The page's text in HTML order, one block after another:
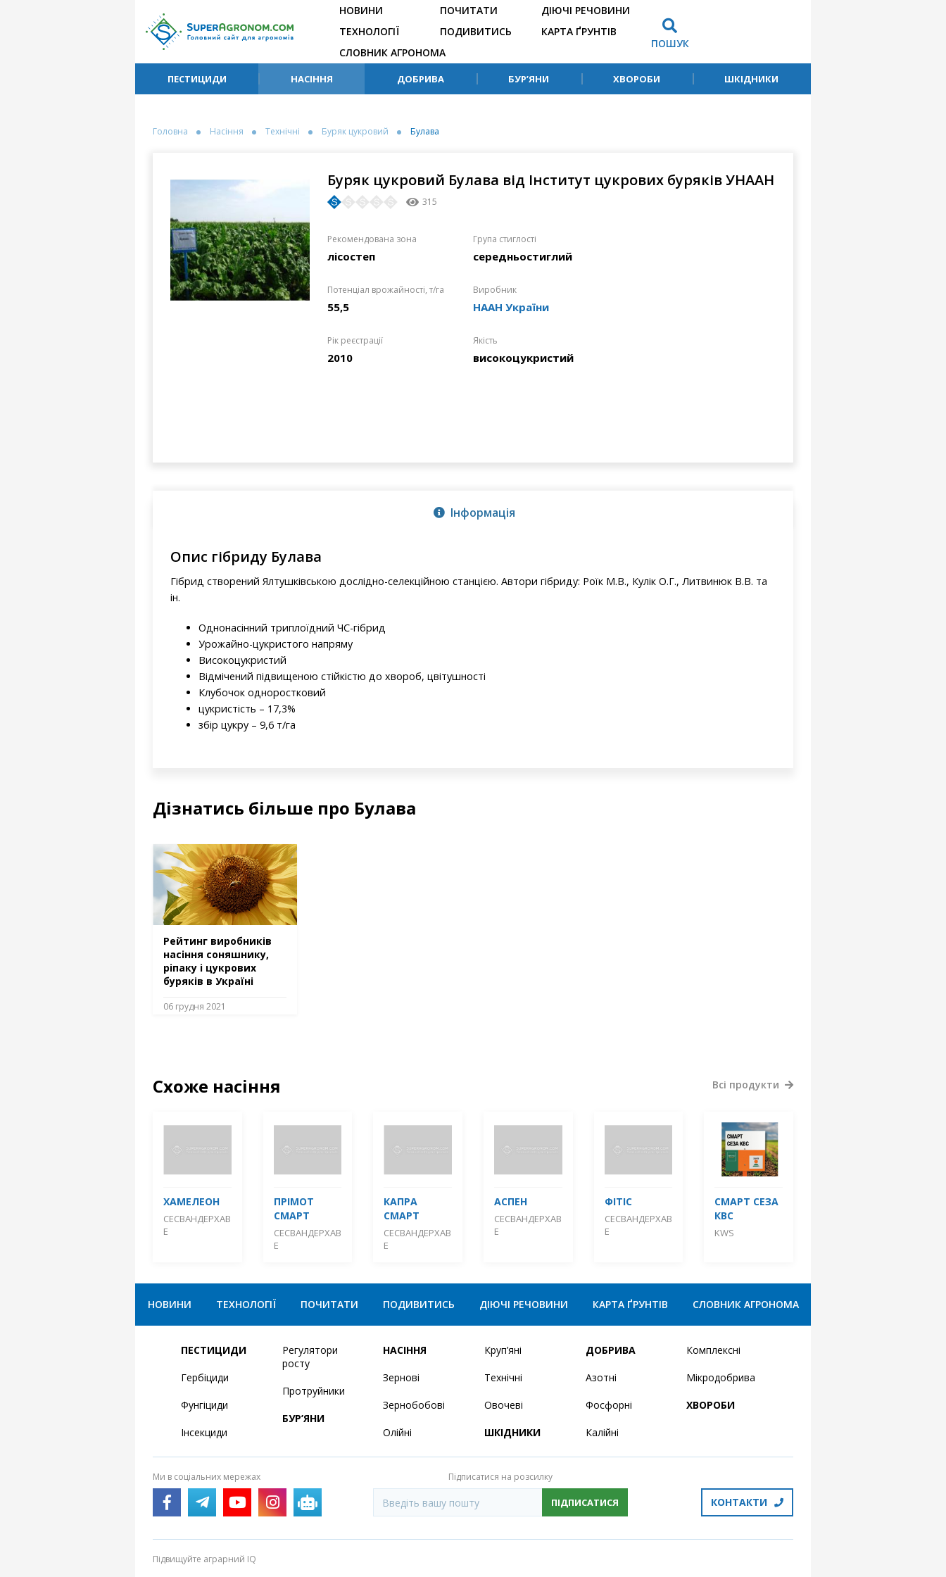
НОВИНИ
ТЕХНОЛОГІЇ
ПОЧИТАТИ
ПОДИВИТИСЬ
ДІЮЧІ РЕЧОВИНИ
КАРТА ҐРУНТІВ
СЛОВНИК АГРОНОМА
ПОШУК
ПЕСТИЦИДИ НАСІННЯ ДОБРИВА БУР’ЯНИ ХВОРОБИ ШКІДНИКИ
Головна Насіння Технічні Буряк цукровий Булава
Буряк цукровий Булава від Інститут цукрових буряків УНААН
315
Рекомендована зона
лісостеп
Група стиглості
середньостиглий
Потенціал врожайності, т/га
55,5
Виробник
НААН України
Рік реєстрації
2010
Якість
високоцукристий
Інформація
Опис гібриду Булава
Гібрид створений Ялтушківською дослідно-селекційною станцією. Автори гібриду: Роїк М.В., Кулік О.Г., Литвинюк В.В. та
ін.
Однонасінний триплоїдний ЧС-гібрид
Урожайно-цукристого напряму
Високоцукристий
Відмічений підвищеною стійкістю до хвороб, цвітушності
Клубочок одноростковий
цукристість – 17,3%
збір цукру – 9,6 т/га
Дізнатись більше про Булава
Рейтинг виробників
насіння соняшнику,
ріпаку і цукрових
буряків в Україні
06 грудня 2021
Схоже насіння
ХАМЕЛЕОН
СЕСВАНДЕРХАВ
Е
ПРІМОТ
СМАРТ
СЕСВАНДЕРХАВ
Е
КАПРА
СМАРТ
СЕСВАНДЕРХАВ
Е
АСПЕН
СЕСВАНДЕРХАВ
Е
ФІТІС
СЕСВАНДЕРХАВ
Е
СМАРТ СЕЗА
КВС
KWS
Всі продукти
НОВИНИ ТЕХНОЛОГІЇ ПОЧИТАТИ ПОДИВИТИСЬ ДІЮЧІ РЕЧОВИНИ КАРТА ҐРУНТІВ СЛОВНИК АГРОНОМА
ПЕСТИЦИДИ
Гербіциди
Фунгіциди
Інсекциди
Регулятори
росту
Протруйники
БУР’ЯНИ
НАСІННЯ
Зернові
Зернобобові
Олійні
Круп’яні
Технічні
Овочеві
ШКІДНИКИ
ДОБРИВА
Азотні
Фосфорні
Калійні
Комплексні
Мікродобрива
ХВОРОБИ
Ми в соціальних мережах Підписатися на розсилку
ПІДПИСАТИСЯ КОНТАКТИ
Підвищуйте аграрний IQ